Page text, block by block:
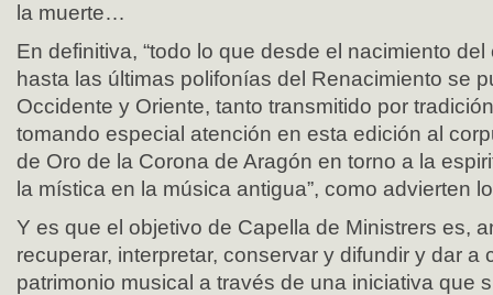
la muerte…
En definitiva, “todo lo que desde el nacimiento
hasta las últimas polifonías del Renacimiento se
Occidente y Oriente, tanto transmitido por
tomando especial atención en esta edición al
de Oro de la Corona de Aragón en torno a la
la mística en la música antigua”, como advierten
Y es que el objetivo de Capella de Ministrers es,
recuperar, interpretar, conservar y difundir y dar a
patrimonio musical a través de una iniciativa que